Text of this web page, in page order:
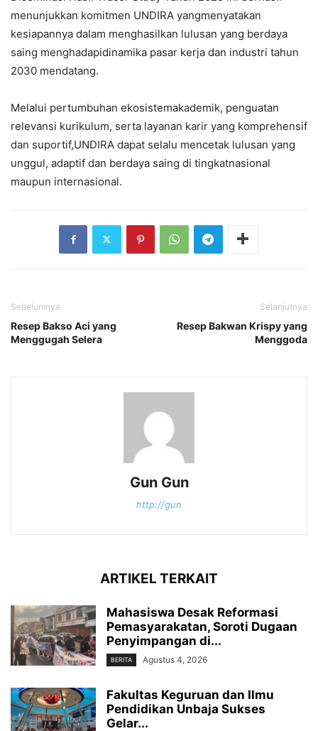
menunjukkan komitmen UNDIRA yangmenyatakan
kesiapannya dalam menghasilkan lulusan yang berdaya
saing menghadapidinamika pasar kerja dan industri tahun
2030 mendatang.
Melalui pertumbuhan ekosistemakademik, penguatan
relevansi kurikulum, serta layanan karir yang komprehensif
dan suportif,UNDIRA dapat selalu mencetak lulusan yang
unggul, adaptif dan berdaya saing di tingkatnasional
maupun internasional.
Sebelumnya
Resep Bakso Aci yang
Menggugah Selera
Selanjutnya
Resep Bakwan Krispy yang
Menggoda
Gun Gun
http://gun
ARTIKEL TERKAIT
Mahasiswa Desak Reformasi
Pemasyarakatan, Soroti Dugaan
Penyimpangan di...
BERITA Agustus 4, 2026
Fakultas Keguruan dan Ilmu
Pendidikan Unbaja Sukses
Gelar...